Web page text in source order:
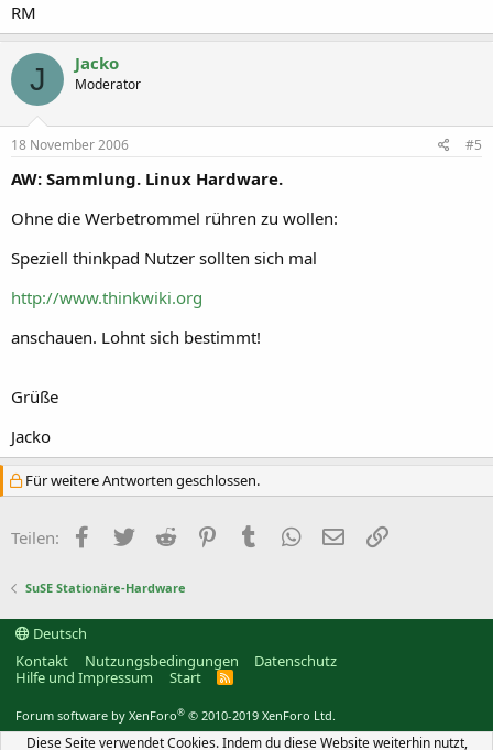
RM
J Jacko
Moderator
18 November 2006 #5
AW: Sammlung. Linux Hardware.
Ohne die Werbetrommel rühren zu wollen:
Speziell thinkpad Nutzer sollten sich mal
http://www.thinkwiki.org
anschauen. Lohnt sich bestimmt!
Grüße
Jacko
Für weitere Antworten geschlossen.
Teilen: Facebook
TwitterReddit PinterestTumblr WhatsApp
E-MailLink
SuSE Stationäre-Hardware
Deutsch
Kontakt
Nutzungsbedingungen
Datenschutz
Hilfe und Impressum
Start
R
Forum software by XenForo® © 2010-2019 XenForo Ltd.
Diese Seite verwendet Cookies. Indem du diese Website weiterhin nutzt,